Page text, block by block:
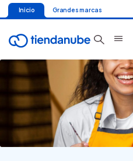
Inicio Grandes marcas